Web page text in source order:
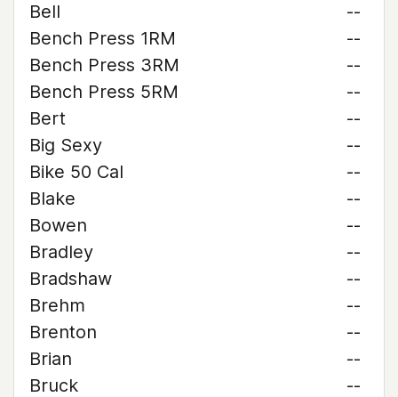
Bell
--
Bench Press 1RM
--
Bench Press 3RM
--
Bench Press 5RM
--
Bert
--
Big Sexy
--
Bike 50 Cal
--
Blake
--
Bowen
--
Bradley
--
Bradshaw
--
Brehm
--
Brenton
--
Brian
--
Bruck
--